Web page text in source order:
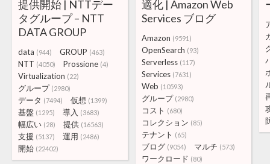
提供開始 | NTTデー
タグループ – NTT
DATA GROUP
data (944) GROUP (463)
NTT (4050) Prossione (4)
Virtualization (22)
グループ (2980)
データ (7494) 仮想 (1399)
基盤 (1295) 導入 (3683)
幅広い (28) 提供 (16563)
支援 (5137) 運用 (2486)
開始 (22402)
適化 | Amazon Web
Services ブログ
Amazon (9591)
OpenSearch (93)
Serverless (117)
Services (7631)
Web (10593)
グループ (2980)
コスト (680)
コレクション (85)
テナント (65)
ブログ (9054) マルチ (573)
ワークロード (80)